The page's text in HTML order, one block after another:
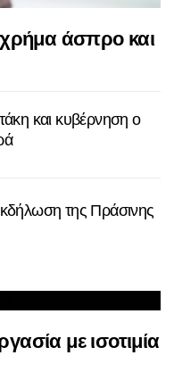
χρήμα άσπρο και
και κυβέρνηση ο
της Πράσινης
με ισοτιμία